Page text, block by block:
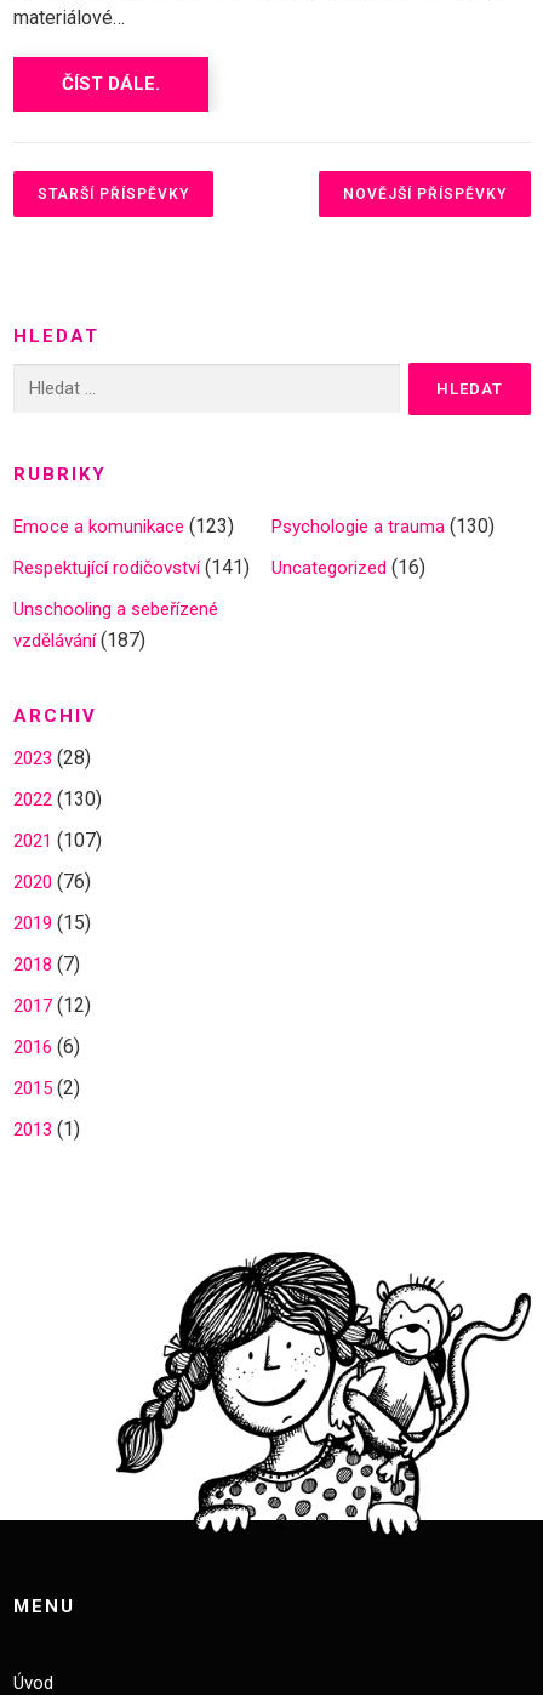
materiálové…
ČÍST DÁLE.
v
c
o
ř
í
s
p
k
y
STARŠÍ PŘÍSPĚVKY NOVĚJŠÍ PŘÍSPĚVKY
HLEDAT
RUBRIKY
Emoce a komunikace (123) Psychologie a trauma (130)
Respektující rodičovství(141) Uncategorized (16)
Unschooling a sebeřízené
vzdělávání(187)
ARCHIV
2023 (28)
2022 (130)
2021 (107)
2020 (76)
2019 (15)
2018 (7)
2017(12)
2016 (6)
2015(2)
2013 (1)
MENU
Úvod